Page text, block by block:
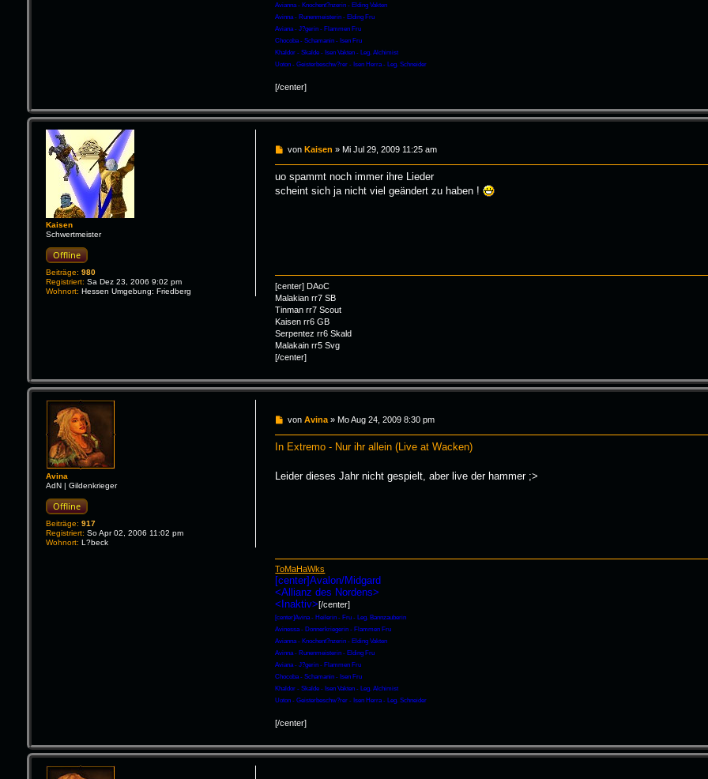
Avianna - Knochent?nzerin - Elding Vakten
Avinna - Runenmeisterin - Elding Fru
Aviana - J?gerin - Flammen Fru
Chocoba - Schamanin - Isen Fru
Khaldor - Skalde - Isen Vakten - Leg. Alchimist
Uoton - Geisterbeschw?rer - Isen Herra - Leg. Schneider
[/center]
Kaisen
Schwertmeister
Offline
Beiträge: 980
Registriert: Sa Dez 23, 2006 9:02 pm
Wohnort: Hessen Umgebung: Friedberg
B
t
r
von Kaisen » Mi Jul 29, 2009 11:25 am
uo spammt noch immer ihre Lieder
scheint sich ja nicht viel geändert zu haben !
[center] DAoC
Malakian rr7 SB
Tinman rr7 Scout
Kaisen rr6 GB
Serpentez rr6 Skald
Malakain rr5 Svg
[/center]
Avina
AdN | Gildenkrieger
Offline
Beiträge: 917
Registriert: So Apr 02, 2006 11:02 pm
Wohnort: L?beck
B
a
g
vonAvina» Mo Aug 24, 2009 8:30 pm
In Extremo - Nur ihr allein (Live at Wacken)
Leider dieses Jahr nicht gespielt, aber live der hammer ;>
ToMaHaWks
[center]Avalon/Midgard
<Allianz des Nordens>
<Inaktiv>[/center]
[center]Avina - Heilerin - Fru - Leg. Bannzauberin
Avinessa - Donnerkriegerin - Flammen Fru
Avianna - Knochent?nzerin - Elding Vakten
Avinna - Runenmeisterin - Elding Fru
Aviana - J?gerin - Flammen Fru
Chocoba - Schamanin - Isen Fru
Khaldor - Skalde - Isen Vakten - Leg. Alchimist
Uoton - Geisterbeschw?rer - Isen Herra - Leg. Schneider
[/center]